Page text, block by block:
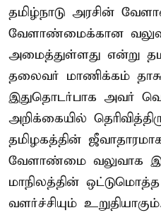
தமிழ்நாடு அரசின்
வேளாண்மைக்கான
அமைத்துள்ளது என்று
தலைவர் மாணிக்கம்
இதுதொடர்பாக அவர்
அறிக்கையில்
தமிழகத்தின்
வேளாண்மை வலுவாக
மாநிலத்தின்
வளர்ச்சியும்